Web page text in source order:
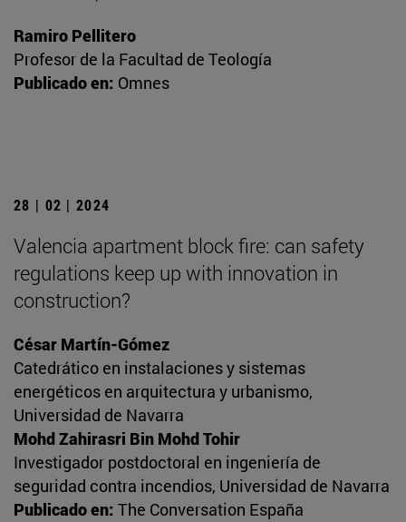
Ramiro Pellitero
Profesor de la Facultad de Teología
Publicado en: Omnes
28 | 02 | 2024
Valencia apartment block fire: can safety
regulations keep up with innovation in
construction?
César Martín-Gómez
Catedrático en instalaciones y sistemas
energéticos en arquitectura y urbanismo,
Universidad de Navarra
Mohd Zahirasri Bin Mohd Tohir
Investigador postdoctoral en ingeniería de
seguridad contra incendios, Universidad de Navarra
Publicado en: The Conversation España